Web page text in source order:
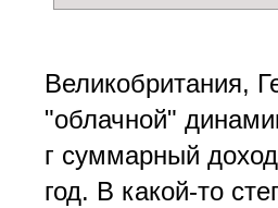
Великобритания,
"облачной"
г суммарный
год. В какой-то